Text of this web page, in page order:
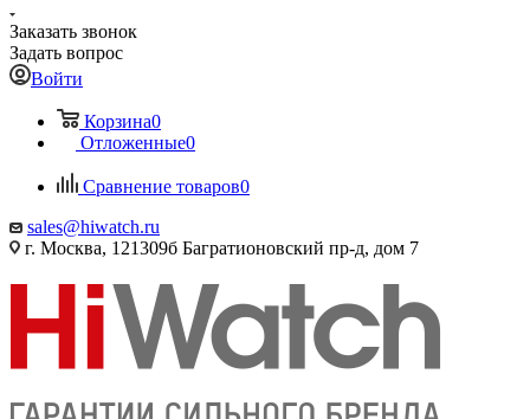
Заказать звонок
Задать вопрос
Войти
Корзина0
Отложенные0
Сравнение товаров0
sales@hiwatch.ru
г. Москва, 121309б Багратионовский пр-д, дом 7